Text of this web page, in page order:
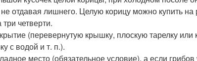
отдавая лишнего. Целую корицу можно купить
четверти.
(перевернутую крышку, плоскую тарелку или
с водой и т. п.).
место (обязательное условие), а если